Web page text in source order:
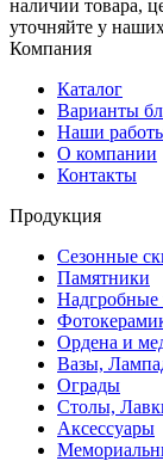
наличии товара,
уточняйте у
Компания
Каталог
Варианты
Наши
О компании
Контакты
Продукция
Сезонные
Памятники
Ордена и
Вазы,
Ограды
Столы,
Аксессуары